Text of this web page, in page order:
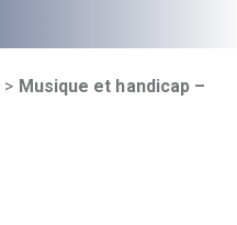
> Musique et handicap –